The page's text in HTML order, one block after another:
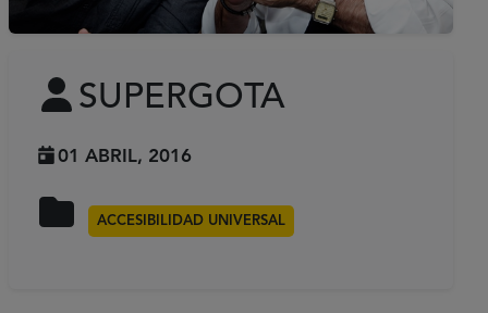
SUPERGOTA
01 ABRIL, 2016
ACCESIBILIDAD UNIVERSAL